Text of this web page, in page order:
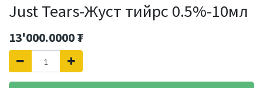
Just Tears-Жуст тийрс 0.5%-10мл
13'000.0000₮